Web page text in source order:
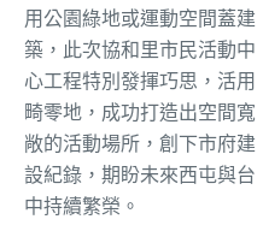
用公園綠地或運動空間蓋建
築，此次協和里市民活動中
心工程特別發揮巧思，活用
畸零地，成功打造出空間寬
敞的活動場所，創下市府建
設紀錄，期盼未來西屯與台
中持續繁榮。